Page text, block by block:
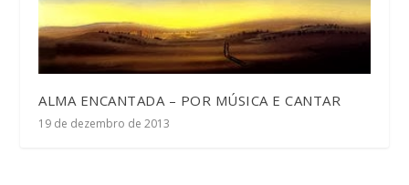
ALMA ENCANTADA – POR MÚSICA E CANTAR
19 de dezembro de 2013